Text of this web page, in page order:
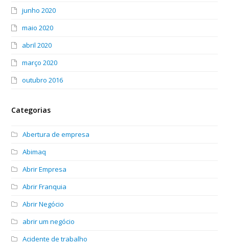
junho 2020
maio 2020
abril 2020
março 2020
outubro 2016
Categorias
Abertura de empresa
Abimaq
Abrir Empresa
Abrir Franquia
Abrir Negócio
abrir um negócio
Acidente de trabalho